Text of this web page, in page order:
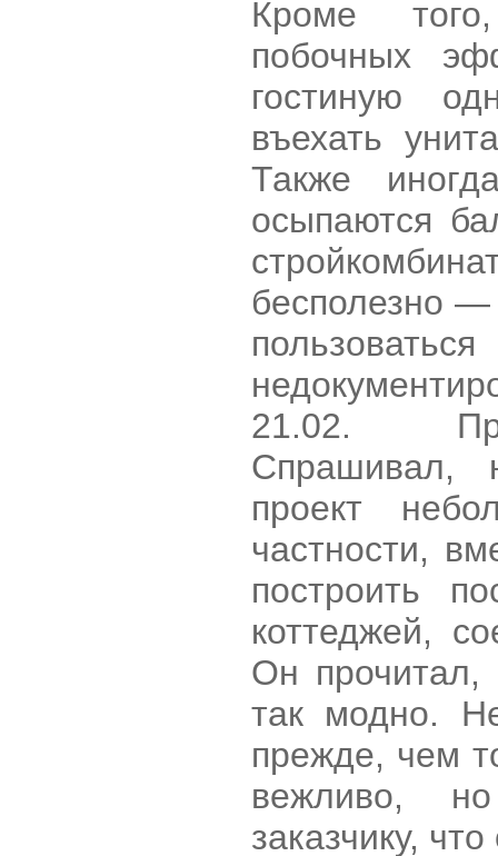
Кроме
побочных
гостиную
въехать
Также
осыпаются
бесполезно —
пользоваться
21.02.
Спрашивал,
проект
частности,
построить
коттеджей,
Он прочитал,
так модно.
прежде, чем
вежливо,
заказчику,